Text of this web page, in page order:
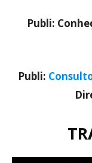
Publi:
Publi: